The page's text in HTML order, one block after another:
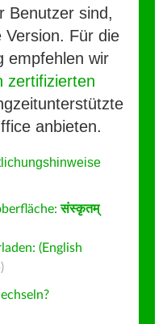
Benutzer sind,
Version. Für die
empfehlen wir
zertifizierten
anbieten.
संस्कृतम्
(English
)